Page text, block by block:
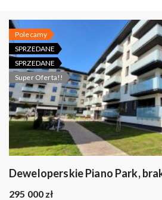
Polecamy
SPRZEDANE
SPRZEDANE
Super Oferta!!
Deweloperskie Piano Park,
295 000 zł